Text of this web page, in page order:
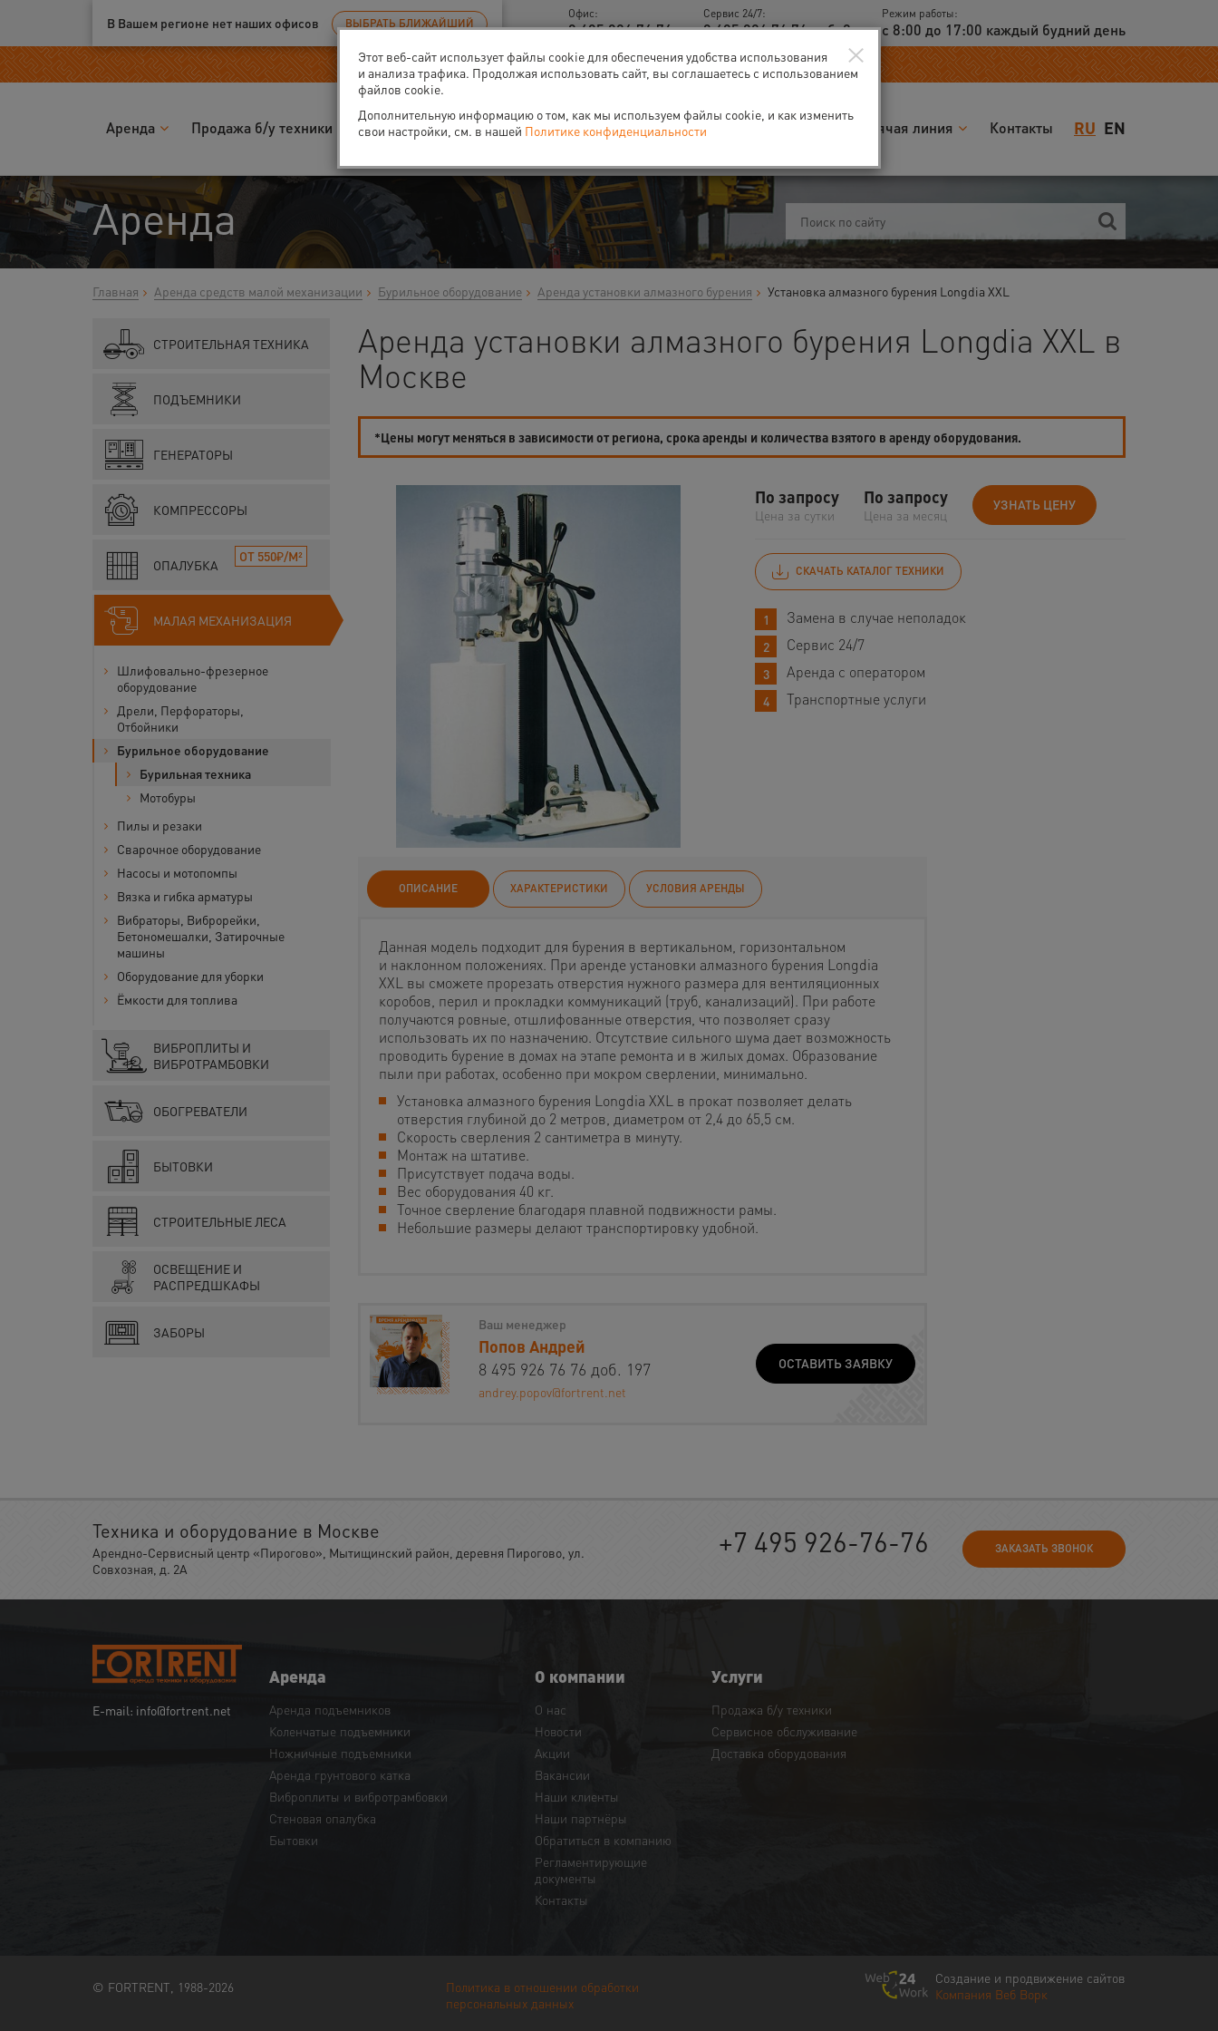
Ваш город:Москва
В Вашем регионе нет наших офисов ВЫБРАТЬ БЛИЖАЙШИЙ
Офис:
8 495 926 76 76
Сервис 24/7:
8 495 926 76 76 доб. 2
Режим работы:
с 8:00 до 17:00 каждый будний день
RU EN
Аренда Продажа б/у техники Запчасти О нас События Горячая линия Контакты
Аренда
Главная Аренда средств малой механизации Бурильное оборудование Аренда установки алмазного бурения Установка алмазного бурения Longdia XXL
СТРОИТЕЛЬНАЯ ТЕХНИКА
ПОДЪЕМНИКИ
ГЕНЕРАТОРЫ
КОМПРЕССОРЫ
ОПАЛУБКА
ОТ 550₽/М²
МАЛАЯ МЕХАНИЗАЦИЯ
Шлифовально-фрезерное
оборудование
Дрели, Перфораторы,
Отбойники
Бурильное оборудование
Бурильная техника
Мотобуры
Пилы и резаки
Сварочное оборудование
Насосы и мотопомпы
Вязка и гибка арматуры
Вибраторы, Виброрейки,
Бетономешалки, Затирочные
машины
Оборудование для уборки
Ёмкости для топлива
ВИБРОПЛИТЫ И
ВИБРОТРАМБОВКИ
ОБОГРЕВАТЕЛИ
БЫТОВКИ
СТРОИТЕЛЬНЫЕ ЛЕСА
ОСВЕЩЕНИЕ И
РАСПРЕДШКАФЫ
ЗАБОРЫ
Аренда установки алмазного бурения Longdia XXL в
Москве
*Цены могут меняться в зависимости от региона, срока аренды и количества взятого в аренду оборудования.
По запросу
Цена за сутки
По запросу
Цена за месяц
УЗНАТЬ ЦЕНУ
СКАЧАТЬ КАТАЛОГ ТЕХНИКИ
Замена в случае неполадок
Сервис 24/7
Аренда с оператором
Транспортные услуги
ОПИСАНИЕ ХАРАКТЕРИСТИКИ УСЛОВИЯ АРЕНДЫ
Данная модель подходит для бурения в вертикальном, горизонтальном
и наклонном положениях. При аренде установки алмазного бурения Longdia
XXL вы сможете прорезать отверстия нужного размера для вентиляционных
коробов, перил и прокладки коммуникаций (труб, канализаций). При работе
получаются ровные, отшлифованные отверстия, что позволяет сразу
использовать их по назначению. Отсутствие сильного шума дает возможность
проводить бурение в домах на этапе ремонта и в жилых домах. Образование
пыли при работах, особенно при мокром сверлении, минимально.
Установка алмазного бурения Longdia XXL в прокат позволяет делать
отверстия глубиной до 2 метров, диаметром от 2,4 до 65,5 см.
Скорость сверления 2 сантиметра в минуту.
Монтаж на штативе.
Присутствует подача воды.
Вес оборудования 40 кг.
Точное сверление благодаря плавной подвижности рамы.
Небольшие размеры делают транспортировку удобной.
Ваш менеджер
Попов Андрей
8 495 926 76 76 доб. 197
andrey.popov@fortrent.net
ОСТАВИТЬ ЗАЯВКУ
Техника и оборудование в Москве
Арендно-Сервисный центр «Пирогово», Мытищинский район, деревня Пирогово, ул.
Совхозная, д. 2А
+7 495 926-76-76 ЗАКАЗАТЬ ЗВОНОК
E-mail: info@fortrent.net
Аренда
Аренда подъемников
Коленчатые подъемники
Ножничные подъемники
Аренда грунтового катка
Виброплиты и вибротрамбовки
Cтеновая опалубка
Бытовки
О компании
О нас
Новости
Акции
Вакансии
Наши клиенты
Наши партнёры
Обратиться в компанию
Регламентирующие
документы
Контакты
Услуги
Продажа б/у техники
Сервисное обслуживание
Доставка оборудования
© FORTRENT, 1988-2026
Политика в отношении обработки
персональных данных
Создание и продвижение сайтов
Компания Веб Ворк
×
Этот веб-сайт использует файлы cookie для обеспечения удобства использования
и анализа трафика. Продолжая использовать сайт, вы соглашаетесь с использованием
файлов cookie.
Дополнительную информацию о том, как мы используем файлы cookie, и как изменить
свои настройки, см. в нашей Политике конфиденциальности